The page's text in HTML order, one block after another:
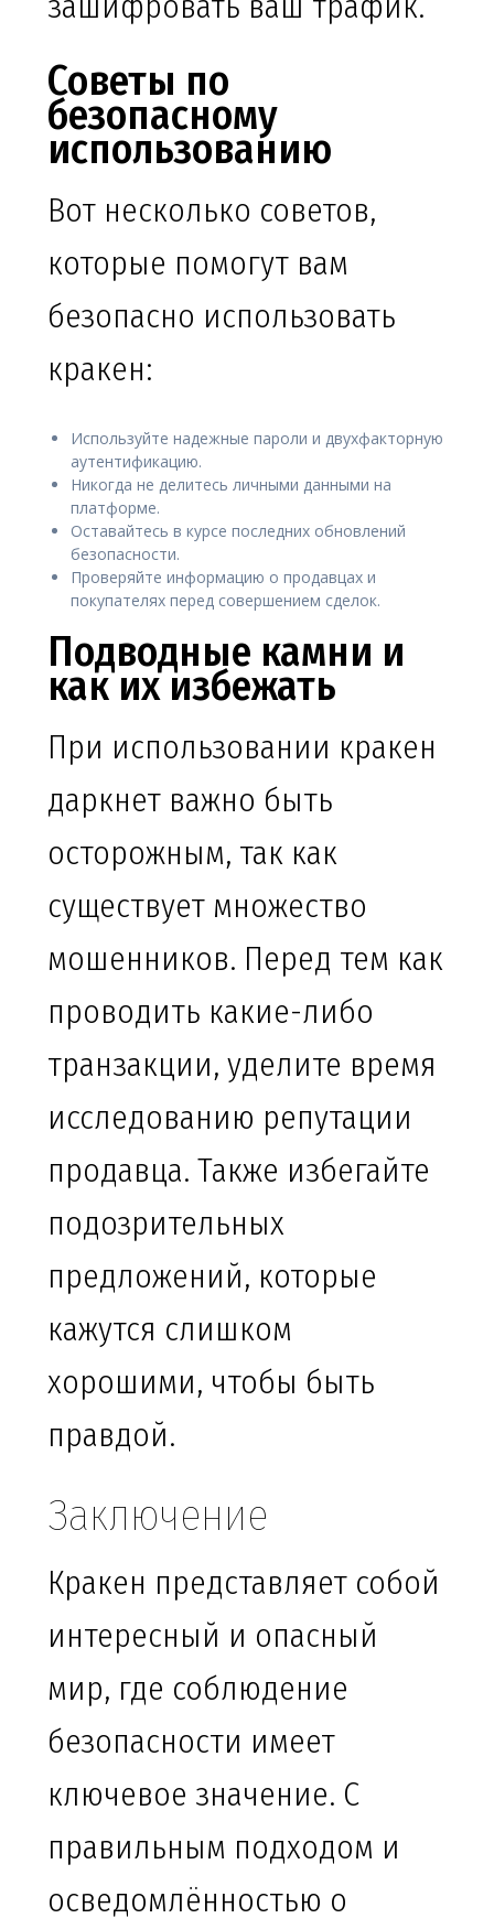
Советы по
безопасному
использованию
Вот несколько советов,
которые помогут вам
безопасно использовать
кракен:
Используйте надежные пароли и двухфакторную
аутентификацию.
Никогда не делитесь личными данными на
платформе.
Оставайтесь в курсе последних обновлений
безопасности.
Проверяйте информацию о продавцах и
покупателях перед совершением сделок.
Подводные камни и
как их избежать
При использовании кракен
даркнет важно быть
осторожным, так как
существует множество
мошенников. Перед тем как
проводить какие-либо
транзакции, уделите время
исследованию репутации
продавца. Также избегайте
подозрительных
предложений, которые
кажутся слишком
хорошими, чтобы быть
правдой.
Заключение
Кракен представляет собой
интересный и опасный
мир, где соблюдение
безопасности имеет
ключевое значение. С
правильным подходом и
осведомлённостью о